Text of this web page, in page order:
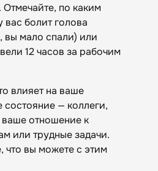
Отмечайте, по каким
вас болит голова
вы мало спали) или
12 часов за рабочим
влияет на ваше
состояние — коллеги,
ваше отношение к
или трудные задачи.
что вы можете с этим